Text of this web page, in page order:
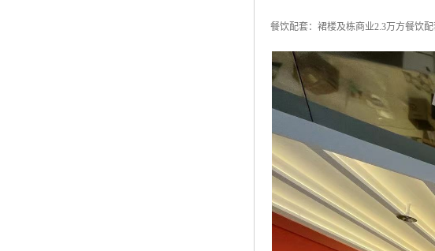
餐饮配套：裙楼及栋商业2.3万方餐饮